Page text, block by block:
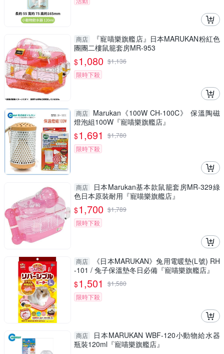
商店
『寵喵樂旗艦店』日本MARUKAN粉紅色
團團二樓鼠籠套房MR-953
$1,080 $1,136
限時下殺
商店
Marukan《100W CH-100C》 保溫陶磁
燈泡組100W『寵喵樂旗艦店』
$1,691 $1,780
限時下殺
商店
日本Marukan基本款鼠籠套房MR-329綠
色日本原裝耐用『寵喵樂旗艦店』
$1,700 $1,789
限時下殺
商店
《日本MARUKAN》兔用電暖墊(L號) RH
-101 / 兔子保溫墊冬日必備『寵喵樂旗艦店』
$1,501 $1,580
限時下殺
商店
日本MARUKAN WBF-120小動物給水器
瓶裝120ml『寵喵樂旗艦店』